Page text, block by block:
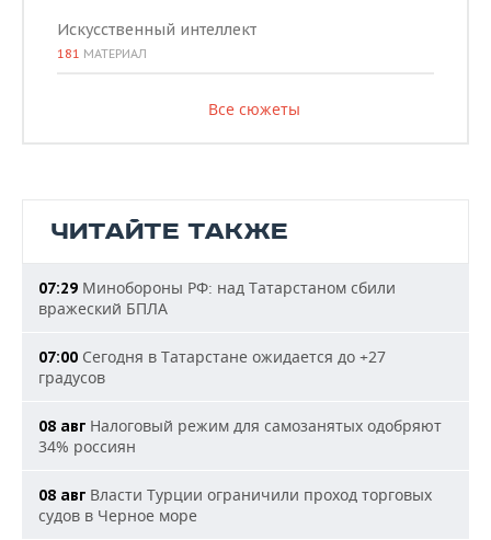
Искусственный интеллект
181 МАТЕРИАЛ
Все сюжеты
ЧИТАЙТЕ ТАКЖЕ
07:29 Минобороны РФ: над Татарстаном сбили
вражеский БПЛА
07:00 Сегодня в Татарстане ожидается до +27
градусов
08 авг Налоговый режим для самозанятых одобряют
34% россиян
08 авг Власти Турции ограничили проход торговых
судов в Черное море